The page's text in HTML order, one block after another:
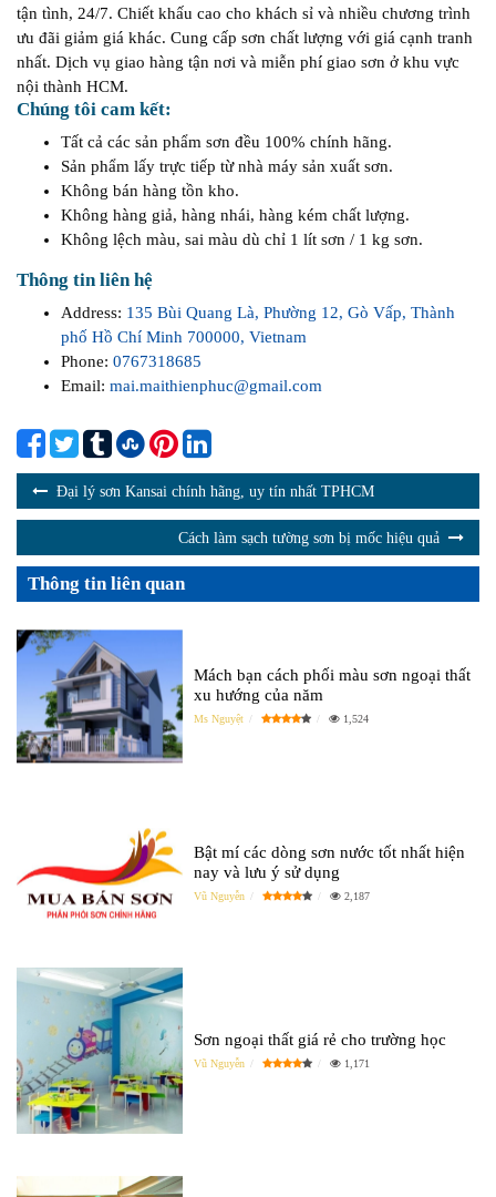
tận tình, 24/7. Chiết khấu cao cho khách sỉ và nhiều chương trình
ưu đãi giảm giá khác. Cung cấp sơn chất lượng với giá cạnh tranh
nhất. Dịch vụ giao hàng tận nơi và miễn phí giao sơn ở khu vực
nội thành HCM.
Chúng tôi cam kết:
Tất cả các sản phẩm sơn đều 100% chính hãng.
Sản phẩm lấy trực tiếp từ nhà máy sản xuất sơn.
Không bán hàng tồn kho.
Không hàng giả, hàng nhái, hàng kém chất lượng.
Không lệch màu, sai màu dù chỉ 1 lít sơn / 1 kg sơn.
Thông tin liên hệ
Address: 135 Bùi Quang Là, Phường 12, Gò Vấp, Thành
phố Hồ Chí Minh 700000, Vietnam
Phone: 0767318685
Email: mai.maithienphuc@gmail.com
Đại lý sơn Kansai chính hãng, uy tín nhất TPHCM
Cách làm sạch tường sơn bị mốc hiệu quả
Thông tin liên quan
Mách bạn cách phối màu sơn ngoại thất
xu hướng của năm
Ms Nguyệt 1,524
Bật mí các dòng sơn nước tốt nhất hiện
nay và lưu ý sử dụng
Vũ Nguyễn 2,187
Sơn ngoại thất giá rẻ cho trường học
Vũ Nguyễn 1,171